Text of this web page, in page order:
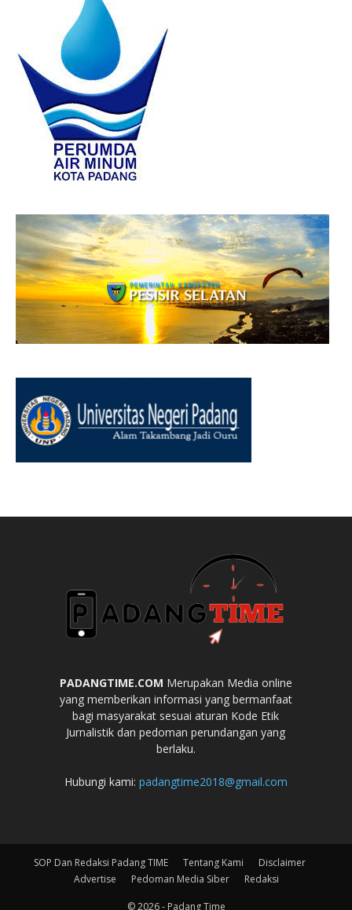
PADANGTIME.COM Merupakan Media online
yang memberikan informasi yang bermanfaat
bagi masyarakat sesuai aturan Kode Etik
Jurnalistik dan pedoman perundangan yang
berlaku.
Hubungi kami: padangtime2018@gmail.com
SOP Dan Redaksi Padang TIME Tentang Kami
Disclaimer
Advertise
Pedoman Media Siber Redaksi
© 2026 - Padang Time